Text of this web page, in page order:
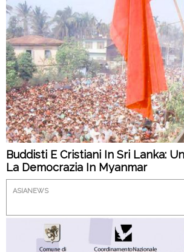
Buddisti E Cristiani In Sri Lanka:
La Democrazia In Myanmar
ASIANEWS